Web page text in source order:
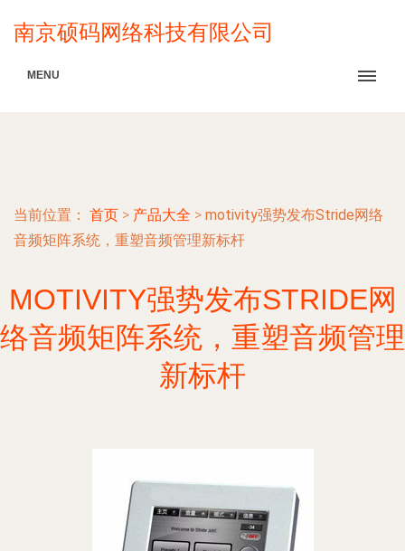
南京硕码网络科技有限公司
MENU
当前位置： 首页 > 产品大全 > motivity强势发布Stride网络
音频矩阵系统，重塑音频管理新标杆
MOTIVITY强势发布STRIDE网
络音频矩阵系统，重塑音频管理
新标杆